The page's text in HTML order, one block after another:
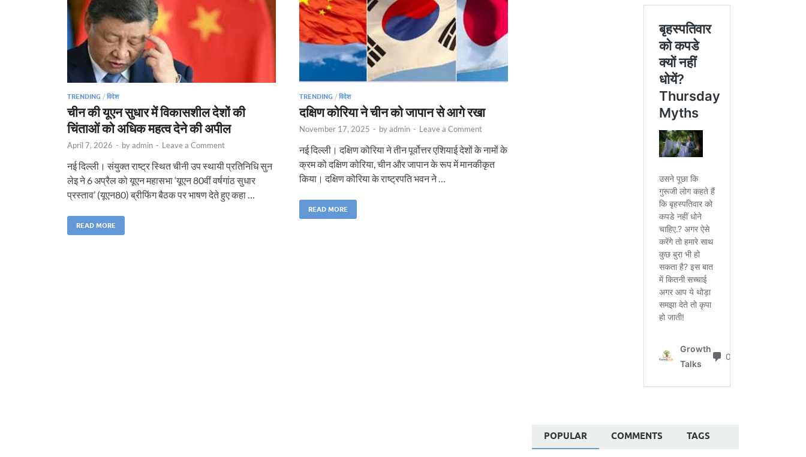
TRENDING / विदेश
चीन की यूएन सुधार में विकासशील देशों की
चिंताओं को अधिक महत्व देने की अपील
April 7, 2026 - byadmin - Leave a Comment
नई दिल्ली। संयुक्त राष्ट्र स्थित चीनी उप स्थायी प्रतिनिधि सुन
लेइ ने 6 अप्रैल को यूएन महासभा ‘यूएन 80वीं वर्षगांठ सुधार
प्रस्ताव’ (यूएन80) ब्रीफिंग बैठक पर भाषण देते हुए कहा …
READ MORE
TRENDING / विदेश
दक्षिण कोरिया ने चीन को जापान से आगे रखा
November 17, 2025 - byadmin - Leave a Comment
नई दिल्ली। दक्षिण कोरिया ने तीन पूर्वोत्तर एशियाई देशों के नामों के
क्रम को दक्षिण कोरिया, चीन और जापान के रूप में मानकीकृत
किया। दक्षिण कोरिया के राष्ट्रपति भवन ने …
READ MORE
POPULAR COMMENTS TAGS